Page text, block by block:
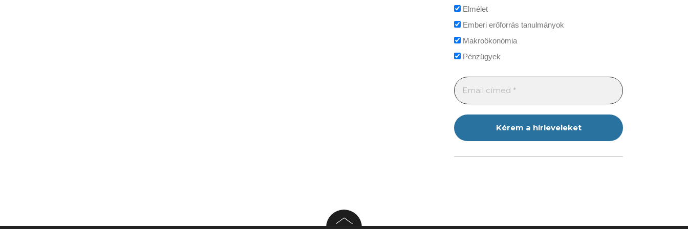
Elmélet
Emberi erőforrás tanulmányok
Makroökonómia
Pénzügyek